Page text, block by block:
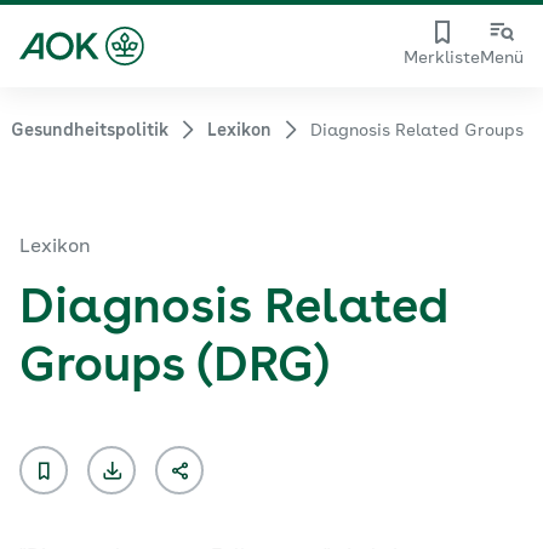
MerklisteMenü
Gesundheitspolitik Lexikon Diagnosis Related Groups
Lexikon
Diagnosis Related
Groups (DRG)